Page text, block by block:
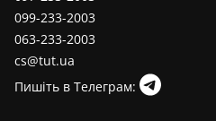
099-233-2003
063-233-2003
cs@tut.ua
Пишіть в Телеграм: